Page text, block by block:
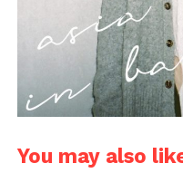
You may also